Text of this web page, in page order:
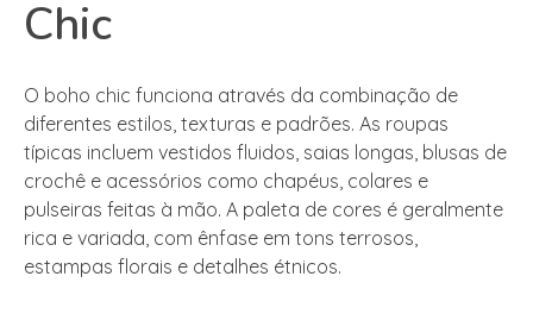
Chic
O boho chic funciona através da combinação de
diferentes estilos, texturas e padrões. As roupas
típicas incluem vestidos fluidos, saias longas, blusas de
crochê e acessórios como chapéus, colares e
pulseiras feitas à mão. A paleta de cores é geralmente
rica e variada, com ênfase em tons terrosos,
estampas florais e detalhes étnicos.